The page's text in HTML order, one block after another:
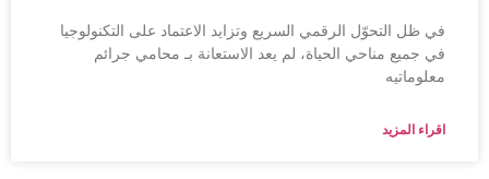
في ظل التحوّل الرقمي السريع وتزايد الاعتماد على التكنولوجيا
في جميع مناحي الحياة، لم يعد الاستعانة بـ محامي جرائم
معلوماتيه
اقراء المزيد